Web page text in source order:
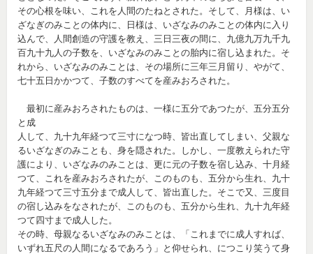
その心根を味い、これを人間のたねとされた。そして、月様は、い
ざなぎのみことの体内に、日様は、いざなみのみことの体内に入り
込んで、人間創造の守護を教え、三日三夜の間に、九億九万九千九
百九十九人の子数を、いざなみのみことの胎内に宿し込まれた。そ
れから、いざなみのみことは、その場所に三年三月留り、やがて、
七十五日かかつて、子数のすべてを産みおろされた。
最初に産みおろされたものは、一様に五分であつたが、五分五分
と成
人して、九十九年経つて三寸になつ時、皆出直してしまい、父親な
るいざなぎのみことも、身を隠された。しかし、一度教えられた守
護により、いざなみのみことは、更に元の子数を宿し込み、十月経
つて、これを産みおろされたが、このものも、五分から生れ、九十
九年経つて三寸五分まで成人して、皆出直した。そこで又、三度目
の宿し込みをなされたが、このものも、五分から生れ、九十九年経
つて四寸まで成人した。
その時、母親なるいざなみのみことは、「これまでに成人すれば、
いずれ五尺の人間になるであろう」と仰せられ、につこり笑うて身